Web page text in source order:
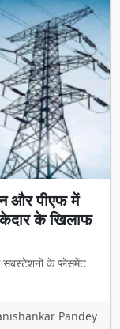
और पीएफ में
के खिलाफ
सबस्टेशनों के प्लेसमेंट
Pandey